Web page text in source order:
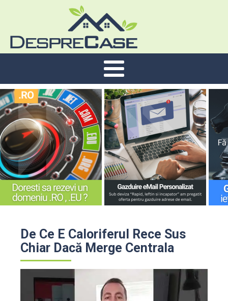
De Ce E Caloriferul Rece Sus
Chiar Dacă Merge Centrala